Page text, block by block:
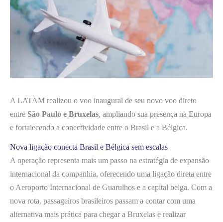
A LATAM realizou o voo inaugural de seu novo voo direto
entre São Paulo e Bruxelas, ampliando sua presença na Europa
e fortalecendo a conectividade entre o Brasil e a Bélgica.
Nova ligação conecta Brasil e Bélgica sem escalas
A operação representa mais um passo na estratégia de expansão
internacional da companhia, oferecendo uma ligação direta entre
o Aeroporto Internacional de Guarulhos e a capital belga. Com a
nova rota, passageiros brasileiros passam a contar com uma
alternativa mais prática para chegar a Bruxelas e realizar